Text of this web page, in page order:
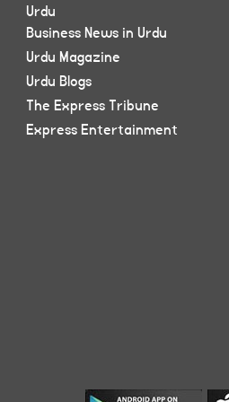
Urdu
Business News in Urdu
Urdu Magazine
Urdu Blogs
The Express Tribune
Express Entertainment